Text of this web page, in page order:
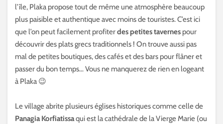
l’île, Plaka propose tout de même une atmosphère beaucoup
plus paisible et authentique avec moins de touristes. C’est ici
que l’on peut facilement profiterdes petites tavernes pour
découvrir des plats grecs traditionnels ! On trouve aussi pas
mal de petites boutiques, des cafés et des bars pour flâner et
passer du bon temps… Vous ne manquerez de rien en logeant
à Plaka 😉
Le village abrite plusieurs églises historiques comme celle de
Panagia Korfiatissaqui est la cathédrale de la Vierge Marie (ou